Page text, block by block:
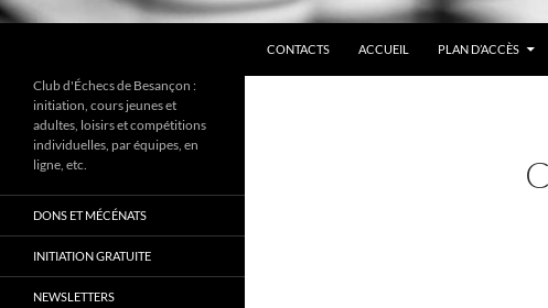
CONTACTS
ACCUEIL PLAN D’ACCÈS
Club d'Échecs de Besançon :
initiation, cours jeunes et
adultes, loisirs et compétitions
individuelles, par équipes, en
ligne, etc.
DONS ET MÉCÉNATS
INITIATION GRATUITE
NEWSLETTERS